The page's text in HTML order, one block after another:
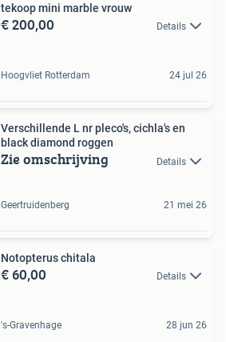
tekoop mini marble vrouw
€ 200,00 Details
Hoogvliet Rotterdam 24 jul 26
Verschillende L nr pleco's, cichla's en
black diamond roggen
Zie omschrijving Details
Geertruidenberg 21 mei 26
Notopterus chitala
€ 60,00 Details
's-Gravenhage 28 jun 26